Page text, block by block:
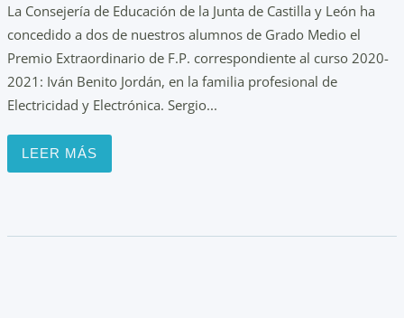
La Consejería de Educación de la Junta de Castilla y León ha
concedido a dos de nuestros alumnos de Grado Medio el
Premio Extraordinario de F.P. correspondiente al curso 2020-
2021: Iván Benito Jordán, en la familia profesional de
Electricidad y Electrónica. Sergio...
LEER MÁS